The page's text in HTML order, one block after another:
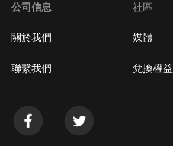
公司信息
關於我們
聯繫我們
社區
媒體
兌換權益